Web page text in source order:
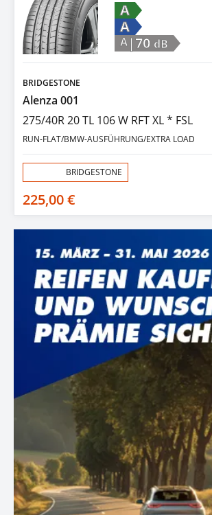
A
A
A |70 dB
BRIDGESTONE
Alenza 001
275/40R 20 TL 106 W RFT XL * FSL
RUN-FLAT/BMW-AUSFÜHRUNG/EXTRA LOAD
BRIDGESTONE
225,00 €